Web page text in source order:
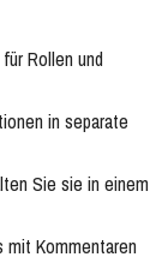
Rollen und
in separate
Sie sie in einem
mit Kommentaren